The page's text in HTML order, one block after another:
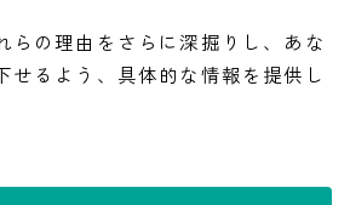
らの理由をさらに深掘りし、あな
せるよう、具体的な情報を提供し